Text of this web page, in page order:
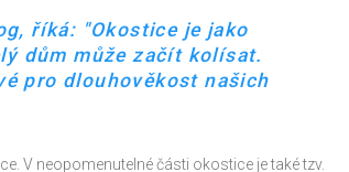
říká: "Okostice je jako
dům může začít kolísat.
pro dlouhověkost našich
V neopomenutelné části okostice je také tzv.